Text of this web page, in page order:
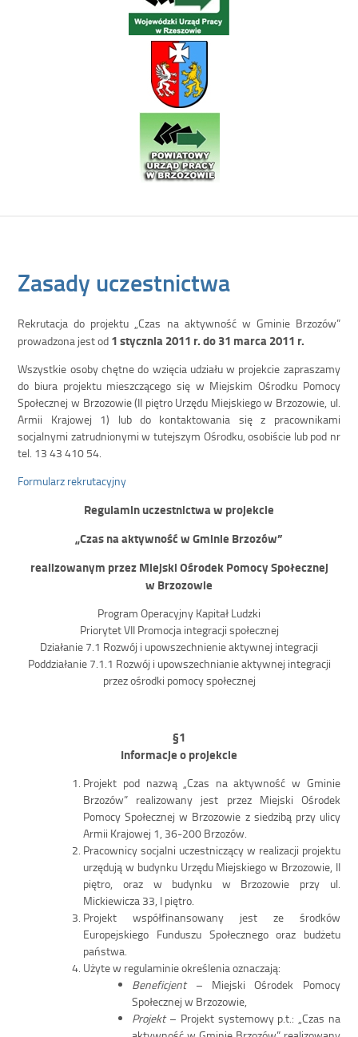
Zasady uczestnictwa
Rekrutacja do projektu „Czas na aktywność w Gminie Brzozów”
prowadzona jest od 1 stycznia 2011 r. do 31 marca 2011 r.
Wszystkie osoby chętne do wzięcia udziału w projekcie zapraszamy
do biura projektu mieszczącego się w Miejskim Ośrodku Pomocy
Społecznej w Brzozowie (II piętro Urzędu Miejskiego w Brzozowie, ul.
Armii Krajowej 1) lub do kontaktowania się z pracownikami
socjalnymi zatrudnionymi w tutejszym Ośrodku, osobiście lub pod nr
tel. 13 43 410 54.
Formularz rekrutacyjny
Regulamin uczestnictwa w projekcie
„Czas na aktywność w Gminie Brzozów”
realizowanym przez Miejski Ośrodek Pomocy Społecznej
w Brzozowie
Program Operacyjny Kapitał Ludzki
Priorytet VII Promocja integracji społecznej
Działanie 7.1 Rozwój i upowszechnienie aktywnej integracji
Poddziałanie 7.1.1 Rozwój i upowszechnianie aktywnej integracji
przez ośrodki pomocy społecznej
§1
Informacje o projekcie
Projekt pod nazwą „Czas na aktywność w Gminie
Brzozów” realizowany jest przez Miejski Ośrodek
Pomocy Społecznej w Brzozowie z siedzibą przy ulicy
Armii Krajowej 1, 36-200 Brzozów.
Pracownicy socjalni uczestniczący w realizacji projektu
urzędują w budynku Urzędu Miejskiego w Brzozowie, II
piętro, oraz w budynku w Brzozowie przy ul.
Mickiewicza 33, I piętro.
Projekt współfinansowany jest ze środków
Europejskiego Funduszu Społecznego oraz budżetu
państwa.
Użyte w regulaminie określenia oznaczają:
Beneficjent– Miejski Ośrodek Pomocy
Społecznej w Brzozowie,
Projekt– Projekt systemowy p.t.: „Czas na